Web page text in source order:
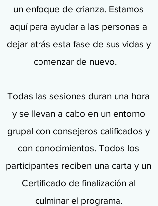
un enfoque de crianza. Estamos
aquí para ayudar a las personas a
dejar atrás esta fase de sus vidas y
comenzar de nuevo.
Todas las sesiones duran una hora
y se llevan a cabo en un entorno
grupal con consejeros calificados y
con conocimientos. Todos los
participantes reciben una carta y un
Certificado de finalización al
culminar el programa.